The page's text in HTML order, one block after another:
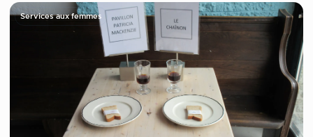
Services aux femmes